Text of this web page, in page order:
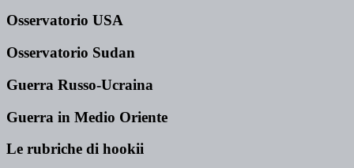
Osservatorio USA
Osservatorio Sudan
Guerra Russo-Ucraina
Guerra in Medio Oriente
Le rubriche di hookii